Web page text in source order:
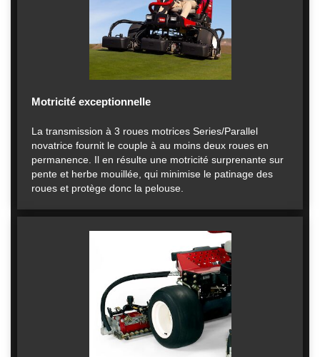
Motricité exceptionnelle
La transmission à 3 roues motrices Series/Parallel
novatrice fournit le couple à au moins deux roues en
permanence. Il en résulte une motricité surprenante sur
pente et herbe mouillée, qui minimise le patinage des
roues et protège donc la pelouse.